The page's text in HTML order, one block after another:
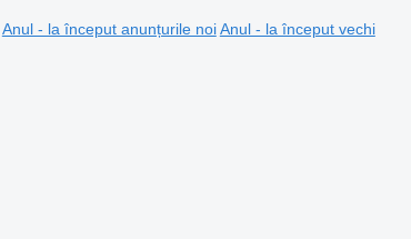
Anul - la început anunțurile noi Anul - la început vechi